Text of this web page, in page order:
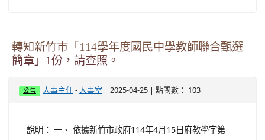
轉知新竹市「114學年度國民中學教師聯合甄選
簡章」1份，請查照。
公告 人事主任 - 人事室 | 2025-04-25 | 點閱數： 103
說明： 一、 依據新竹市政府114年4月15日府教學字第